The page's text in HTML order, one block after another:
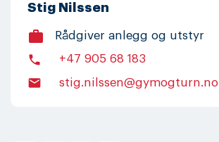
Stig Nilssen
work Rådgiver anlegg og utstyr
phone +47 905 68 183
email stig.nilssen@gymogturn.no